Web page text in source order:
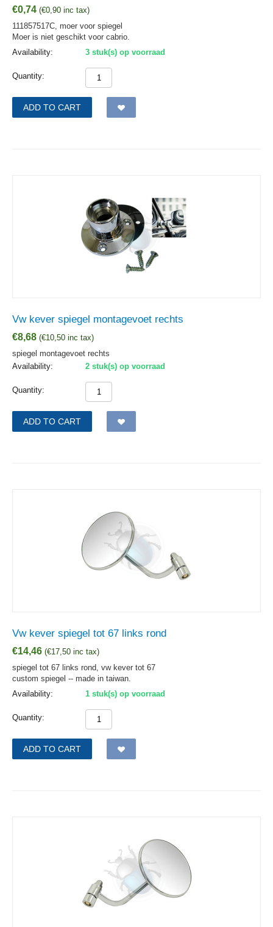
€0,74 (€0,90 inc tax)
111857517C, moer voor spiegel
Moer is niet geschikt voor cabrio.
Availability:
3 stuk(s) op voorraad
Quantity:
ADD TO CART
Vw kever spiegel montagevoet rechts
€8,68 (€10,50 inc tax)
spiegel montagevoet rechts
Availability:
2 stuk(s) op voorraad
Quantity:
ADD TO CART
Vw kever spiegel tot 67 links rond
€14,46 (€17,50 inc tax)
spiegel tot 67 links rond, vw kever tot 67
custom spiegel -- made in taiwan.
Availability:
1 stuk(s) op voorraad
Quantity:
ADD TO CART